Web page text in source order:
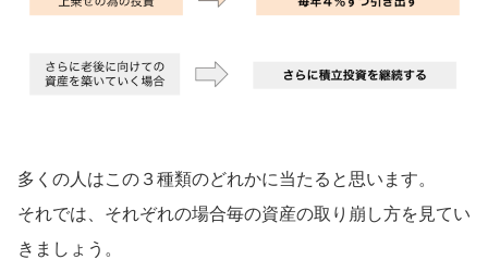
多くの人はこの３種類のどれかに当たると思います。
それでは、それぞれの場合毎の資産の取り崩し方を見てい
きましょう。